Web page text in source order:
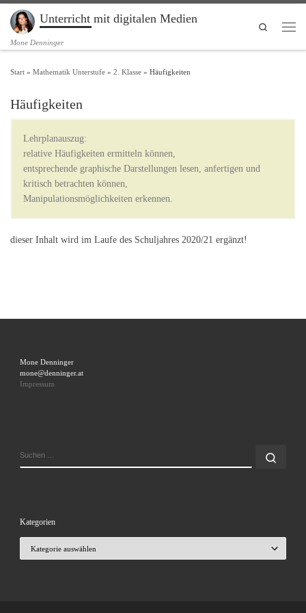
Zum Inhalt springen
Unterricht mit digitalen Medien
Mone Denninger
Search
Start » Mathematik Unterstufe » 2. Klasse » Häufigkeiten
Häufigkeiten
Lehrplanauszug:
relative Häufigkeiten ermitteln können,
entsprechende graphische Darstellungen lesen, anfertigen und
kritisch betrachten können,
Manipulationsmöglichkeiten erkennen.
dieser Inhalt wird im Laufe des Schuljahres 2020/21 ergänzt!
Mone Denninger
mone@denninger.at
Impressum
Kategorien